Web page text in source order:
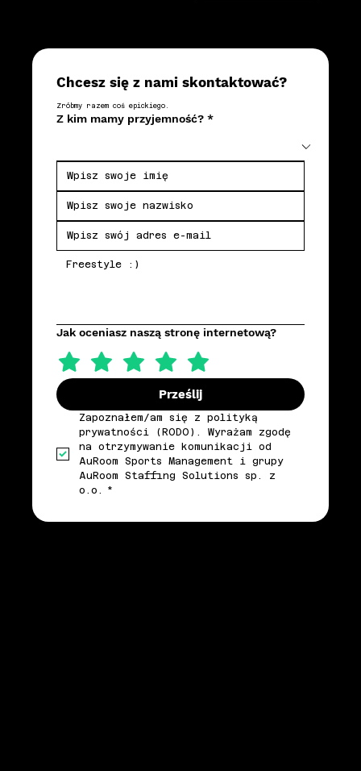
Chcesz się z nami skontaktować?
Zróbmy razem coś epickiego.
Z kim mamy przyjemność? *
Jak oceniasz naszą stronę internetową?
Prześlij
Zapoznałem/am się z polityką
prywatności (RODO). Wyrażam zgodę
na otrzymywanie komunikacji od
AuRoom Sports Management i grupy
AuRoom Staffing Solutions sp. z
o.o.
*